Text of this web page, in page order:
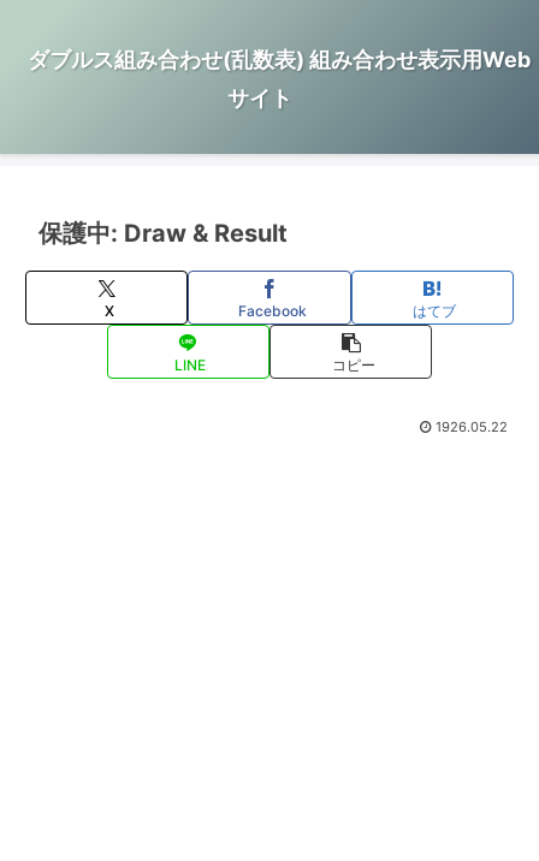
ダブルス組み合わせ(乱数表) 組み合わせ表示用Web
サイト
保護中: Draw & Result
X Facebook はてブ
LINE コピー
1926.05.22